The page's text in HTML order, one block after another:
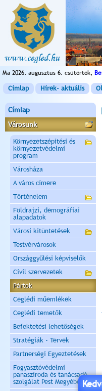
Ma 2026. augusztus 6. csütörtök,
Címlap Hírek- aktuális
Címlap
Városunk
Környezetszépítési és
környezetvédelmi
program
Városháza
A város címere
Történelem
Földrajzi, demográfiai
alapadatok
Városi kitüntetések
Testvérvárosok
Országgyűlési képviselők
Civil szervezetek
Pártok
Ceglédi műemlékek
Ceglédi temetők
Befektetési lehetőségek
Stratégiák - Tervek
Partnerségi Egyeztetések
Fogyasztóvédelmi
panasziroda és tanácsadó
szolgálat Pest Megyében